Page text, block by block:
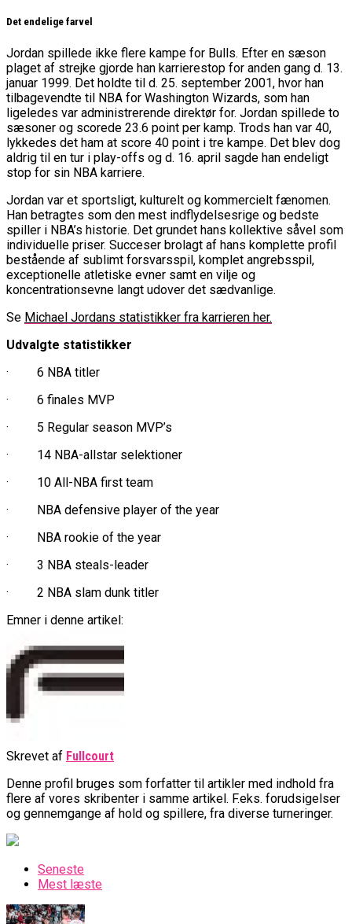
Det endelige farvel
Jordan spillede ikke flere kampe for Bulls. Efter en sæson
plaget af strejke gjorde han karrierestop for anden gang d. 13.
januar 1999. Det holdte til d. 25. september 2001, hvor han
tilbagevendte til NBA for Washington Wizards, som han
ligeledes var administrerende direktør for. Jordan spillede to
sæsoner og scorede 23.6 point per kamp. Trods han var 40,
lykkedes det ham at score 40 point i tre kampe. Det blev dog
aldrig til en tur i play-offs og d. 16. april sagde han endeligt
stop for sin NBA karriere.
Jordan var et sportsligt, kulturelt og kommercielt fænomen.
Han betragtes som den mest indflydelsesrige og bedste
spiller i NBA’s historie. Det grundet hans kollektive såvel som
individuelle priser. Succeser brolagt af hans komplette profil
bestående af sublimt forsvarsspil, komplet angrebsspil,
exceptionelle atletiske evner samt en vilje og
koncentrationsevne langt udover det sædvanlige.
Se Michael Jordans statistikker fra karrieren her.
Udvalgte statistikker
· 6 NBA titler
· 6 finales MVP
· 5 Regular season MVP’s
· 14 NBA-allstar selektioner
· 10 All-NBA first team
· NBA defensive player of the year
· NBA rookie of the year
· 3 NBA steals-leader
· 2 NBA slam dunk titler
Emner i denne artikel:
Skrevet af Fullcourt
Denne profil bruges som forfatter til artikler med indhold fra
flere af vores skribenter i samme artikel. F.eks. forudsigelser
og gennemgange af hold og spillere, fra diverse turneringer.
Seneste
Mest læste